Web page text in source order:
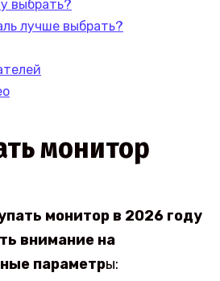
выбрать?
лучше выбрать?
монитор
монитор в 2026 году
внимание на
параметры: